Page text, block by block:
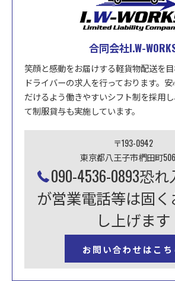
合同会社I.W-
笑顔と感動をお届けする軽貨物配送を
ドライバーの求人を行っております。
だけるよう働きやすいシフト制を採用
て制服貸与も実施しています。
〒193-0942
東京都八王子市椚田町
090-4536-0893恐
が営業電話等は固
し上げます
お問い合わせはこち